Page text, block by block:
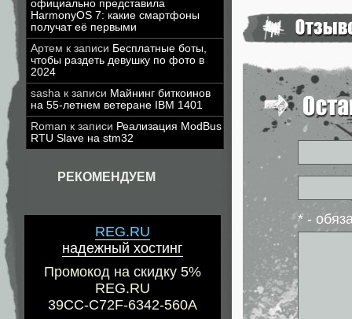
официально представила
HarmonyOS 7: какие смартфоны
получат её первыми
Артем к записи Бесплатные боты,
чтобы раздеть девушку по фото в
2024
sasha к записи Майнинг биткоинов
на 55-летнем ветеране IBM 1401
Roman к записи Реализация ModBus
RTU Slave на stm32
РЕКОМЕНДУЕМ
REG.RU
надежный хостинг
Промокод на скидку 5%
REG.RU
39CC-C72F-6342-560A
* -